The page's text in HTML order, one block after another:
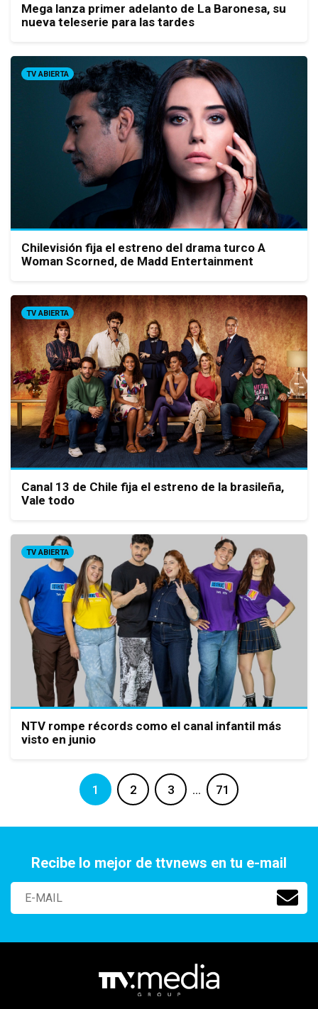
Mega lanza primer adelanto de La Baronesa, su
nueva teleserie para las tardes
TV ABIERTA
Chilevisión fija el estreno del drama turco A
Woman Scorned, de Madd Entertainment
TV ABIERTA
Canal 13 de Chile fija el estreno de la brasileña,
Vale todo
TV ABIERTA
NTV rompe récords como el canal infantil más
visto en junio
1 2 3 … 71
Recibe lo mejor de ttvnews en tu e-mail